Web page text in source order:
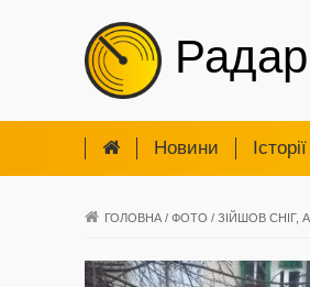
Радар
Новини Iсторії
ГОЛОВНА / ФОТО / ЗІЙШОВ СНІГ,